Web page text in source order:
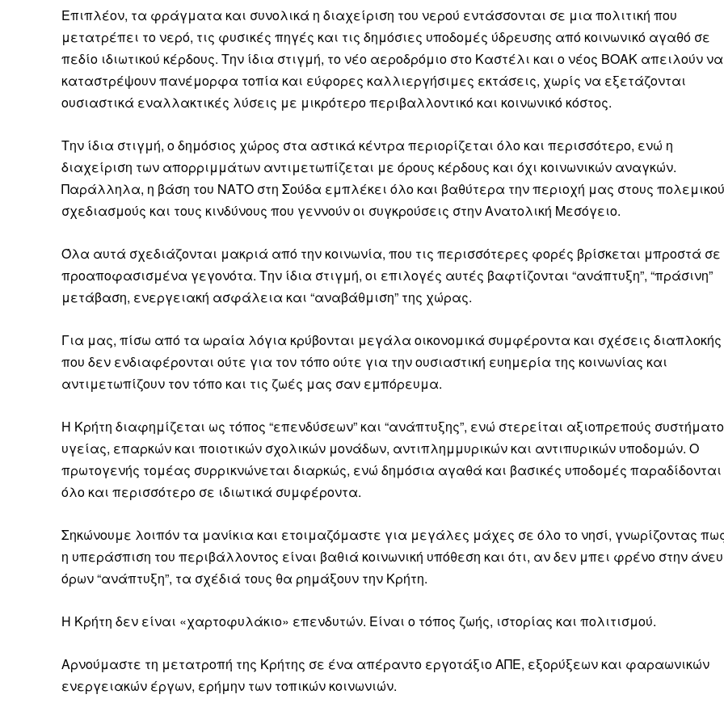
Επιπλέον, τα φράγματα και συνολικά η διαχείριση του νερού εντάσσονται σε μια πολιτική που
μετατρέπει το νερό, τις φυσικές πηγές και τις δημόσιες υποδομές ύδρευσης από κοινωνικό αγαθό σε
πεδίο ιδιωτικού κέρδους. Την ίδια στιγμή, το νέο αεροδρόμιο στο Καστέλι και ο νέος ΒΟΑΚ απειλούν να
καταστρέψουν πανέμορφα τοπία και εύφορες καλλιεργήσιμες εκτάσεις, χωρίς να εξετάζονται
ουσιαστικά εναλλακτικές λύσεις με μικρότερο περιβαλλοντικό και κοινωνικό κόστος.
Την ίδια στιγμή, ο δημόσιος χώρος στα αστικά κέντρα περιορίζεται όλο και περισσότερο, ενώ η
διαχείριση των απορριμμάτων αντιμετωπίζεται με όρους κέρδους και όχι κοινωνικών αναγκών.
Παράλληλα, η βάση του ΝΑΤΟ στη Σούδα εμπλέκει όλο και βαθύτερα την περιοχή μας στους
σχεδιασμούς και τους κινδύνους που γεννούν οι συγκρούσεις στην Ανατολική Μεσόγειο.
Όλα αυτά σχεδιάζονται μακριά από την κοινωνία, που τις περισσότερες φορές βρίσκεται μπροστά σε
προαποφασισμένα γεγονότα. Την ίδια στιγμή, οι επιλογές αυτές βαφτίζονται “ανάπτυξη”, “πράσινη”
μετάβαση, ενεργειακή ασφάλεια και “αναβάθμιση” της χώρας.
Για μας, πίσω από τα ωραία λόγια κρύβονται μεγάλα οικονομικά συμφέροντα και σχέσεις διαπλοκής
που δεν ενδιαφέρονται ούτε για τον τόπο ούτε για την ουσιαστική ευημερία της κοινωνίας και
αντιμετωπίζουν τον τόπο και τις ζωές μας σαν εμπόρευμα.
Η Κρήτη διαφημίζεται ως τόπος “επενδύσεων” και “ανάπτυξης”, ενώ στερείται αξιοπρεπούς
υγείας, επαρκών και ποιοτικών σχολικών μονάδων, αντιπλημμυρικών και αντιπυρικών υποδομών. Ο
πρωτογενής τομέας συρρικνώνεται διαρκώς, ενώ δημόσια αγαθά και βασικές υποδομές παραδίδονται
όλο και περισσότερο σε ιδιωτικά συμφέροντα.
Σηκώνουμε λοιπόν τα μανίκια και ετοιμαζόμαστε για μεγάλες μάχες σε όλο το νησί, γνωρίζοντας
η υπεράσπιση του περιβάλλοντος είναι βαθιά κοινωνική υπόθεση και ότι, αν δεν μπει φρένο στην άνευ
όρων “ανάπτυξη”, τα σχέδιά τους θα ρημάξουν την Κρήτη.
Η Κρήτη δεν είναι «χαρτοφυλάκιο» επενδυτών. Είναι ο τόπος ζωής, ιστορίας και πολιτισμού.
Αρνούμαστε τη μετατροπή της Κρήτης σε ένα απέραντο εργοτάξιο ΑΠΕ, εξορύξεων και φαραωνικών
ενεργειακών έργων, ερήμην των τοπικών κοινωνιών.